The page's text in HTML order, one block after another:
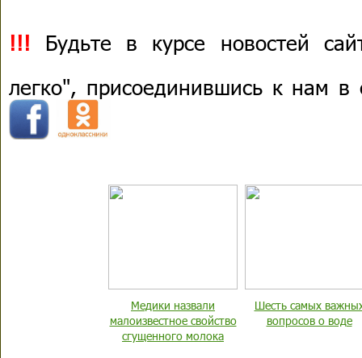
!!! Будьте в курсе новостей
легко", присоединившись к нам
Медики назвали
малоизвестное свойство
сгущенного молока
Шесть самых
вопросов о воде